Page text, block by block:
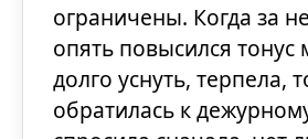
ограничены. Когда за
опять повысился тонус
долго уснуть, терпела,
обратилась к